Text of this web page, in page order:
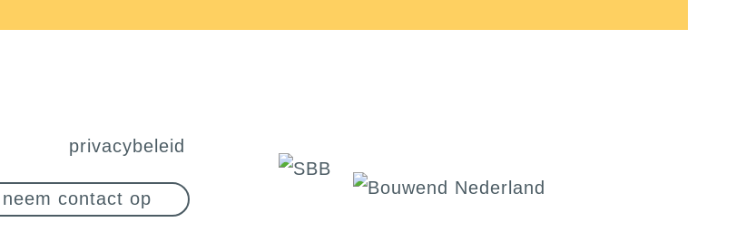
privacybeleid
neem contact op